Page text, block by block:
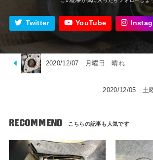
Twitter YouTube
2020/12/07 月曜日 晴れ
2020/12/05 土
RECOMMEND